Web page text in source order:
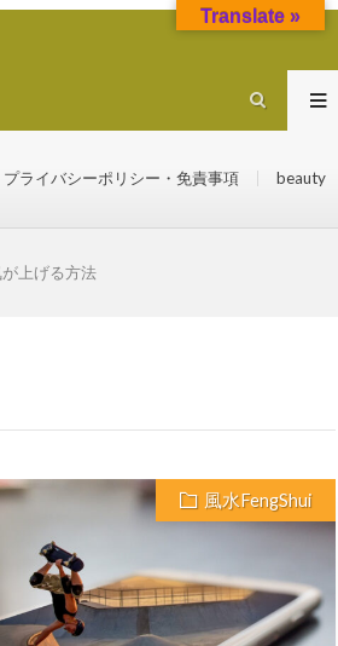
プライバシーポリシー・免責事項 beauty
上げる方法
風水FengShui
Translate »